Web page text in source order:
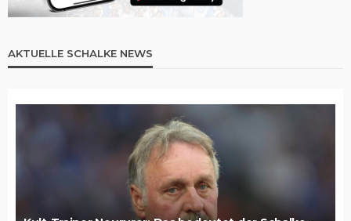
AKTUELLE SCHALKE NEWS